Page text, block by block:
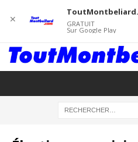
✕ GRATUIT
Sur Google Play